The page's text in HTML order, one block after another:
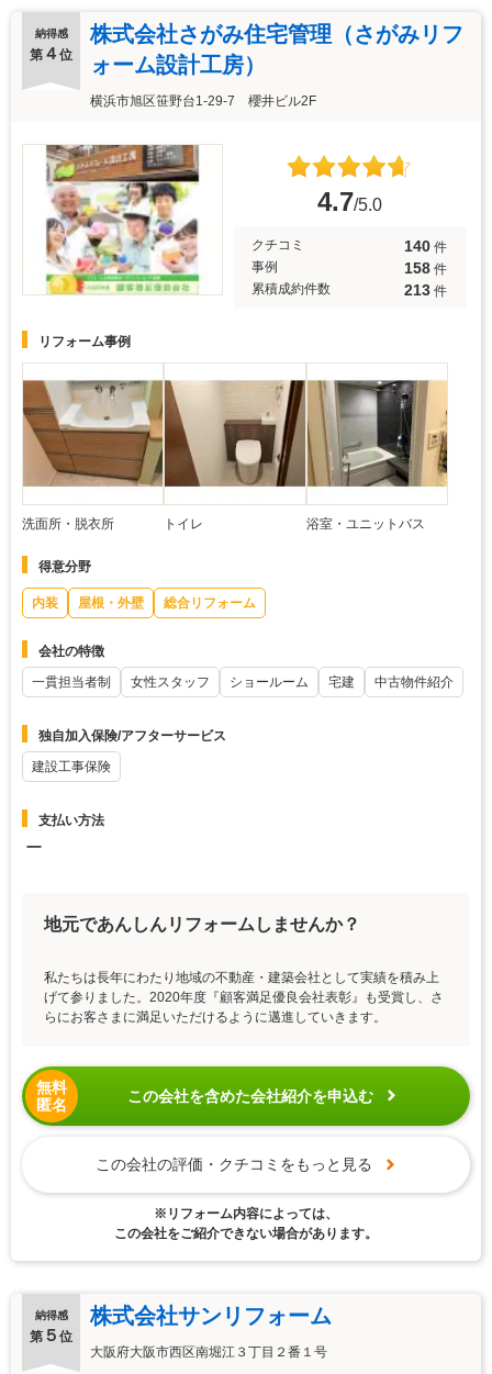
納得感
第 ４ 位
株式会社さがみ住宅管理（さがみリフ
ォーム設計工房）
横浜市旭区笹野台1-29-7 櫻井ビル2F
4.7/5.0
クチコミ 140 件
事例
158 件
累積成約件数
213 件
リフォーム事例
洗面所・脱衣所 トイレ 浴室・ユニットバス
得意分野
内装 屋根・外壁 総合リフォーム
会社の特徴
一貫担当者制
女性スタッフ ショールーム 宅建 中古物件紹介
独自加入保険/アフターサービス
建設工事保険
支払い方法
ー
地元であんしんリフォームしませんか？
私たちは長年にわたり地域の不動産・建築会社として実績を積み上
げて参りました。2020年度『顧客満足優良会社表彰』も受賞し、さ
らにお客さまに満足いただけるように邁進していきます。
無料
匿名
この会社を含めた会社紹介を申込む
この会社の評価・クチコミをもっと見る
※リフォーム内容によっては、
この会社をご紹介できない場合があります。
納得感
第 ５ 位
株式会社サンリフォーム
大阪府大阪市西区南堀江３丁目２番１号